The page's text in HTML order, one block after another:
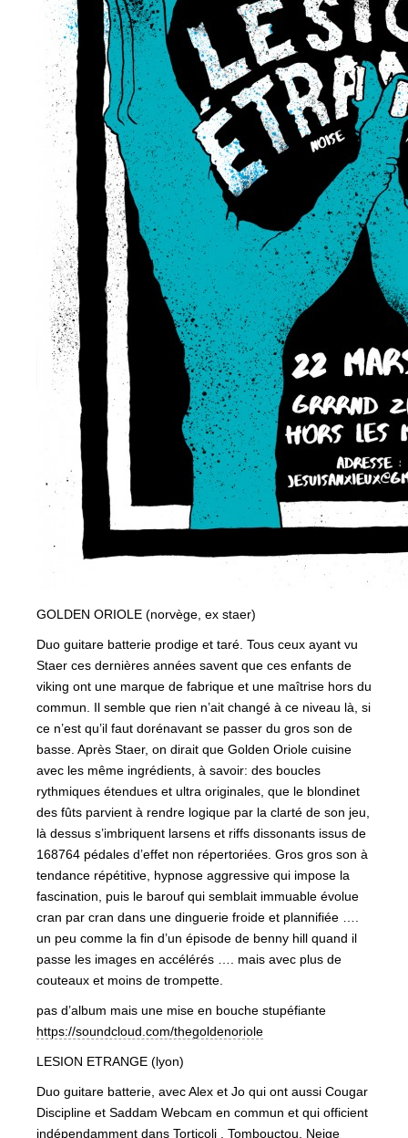
GOLDEN ORIOLE (norvège, ex staer)
Duo guitare batterie prodige et taré. Tous ceux ayant vu
Staer ces dernières années savent que ces enfants de
viking ont une marque de fabrique et une maîtrise hors du
commun. Il semble que rien n’ait changé à ce niveau là, si
ce n’est qu’il faut dorénavant se passer du gros son de
basse. Après Staer, on dirait que Golden Oriole cuisine
avec les même ingrédients, à savoir: des boucles
rythmiques étendues et ultra originales, que le blondinet
des fûts parvient à rendre logique par la clarté de son jeu,
là dessus s’imbriquent larsens et riffs dissonants issus de
168764 pédales d’effet non répertoriées. Gros gros son à
tendance répétitive, hypnose aggressive qui impose la
fascination, puis le barouf qui semblait immuable évolue
cran par cran dans une dinguerie froide et plannifiée ….
un peu comme la fin d’un épisode de benny hill quand il
passe les images en accélérés …. mais avec plus de
couteaux et moins de trompette.
pas d’album mais une mise en bouche stupéfiante
https://soundcloud.com/thegoldenoriole
LESION ETRANGE (lyon)
Duo guitare batterie, avec Alex et Jo qui ont aussi Cougar
Discipline et Saddam Webcam en commun et qui officient
indépendamment dans Torticoli , Tombouctou, Neige